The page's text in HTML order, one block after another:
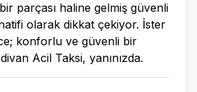
parçası haline gelmiş güvenli
olarak dikkat çekiyor. İster
konforlu ve güvenli bir
Acil Taksi, yanınızda.